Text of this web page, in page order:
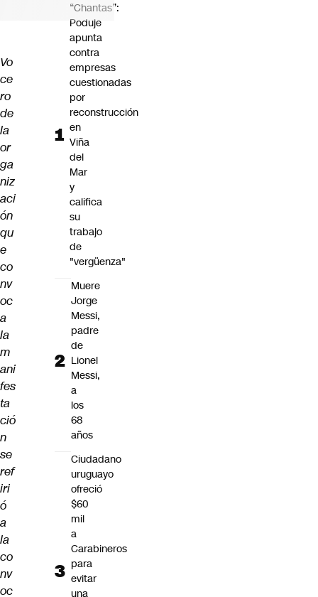
Vo
ce
ro
de
la
or
ga
niz
aci
ón
qu
e
co
nv
oc
a
la
m
ani
fes
ta
ció
n
se
ref
iri
ó
a
la
co
nv
oc
“Chantas”:
Poduje
apunta
contra
empresas
cuestionadas
por
reconstrucción
en
Viña
del
Mar
y
califica
su
trabajo
de
"vergüenza"
Muere
Jorge
Messi,
padre
de
Lionel
Messi,
a
los
68
años
Ciudadano
uruguayo
ofreció
$60
mil
a
Carabineros
para
evitar
una